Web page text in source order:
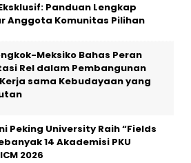
Panduan Lengkap
Anggota Komunitas Pilihan
Meksiko Bahas Peran
Rel dalam Pembangunan
sama Kebudayaan yang
Peking University Raih “Fields
14 Akademisi PKU
2026